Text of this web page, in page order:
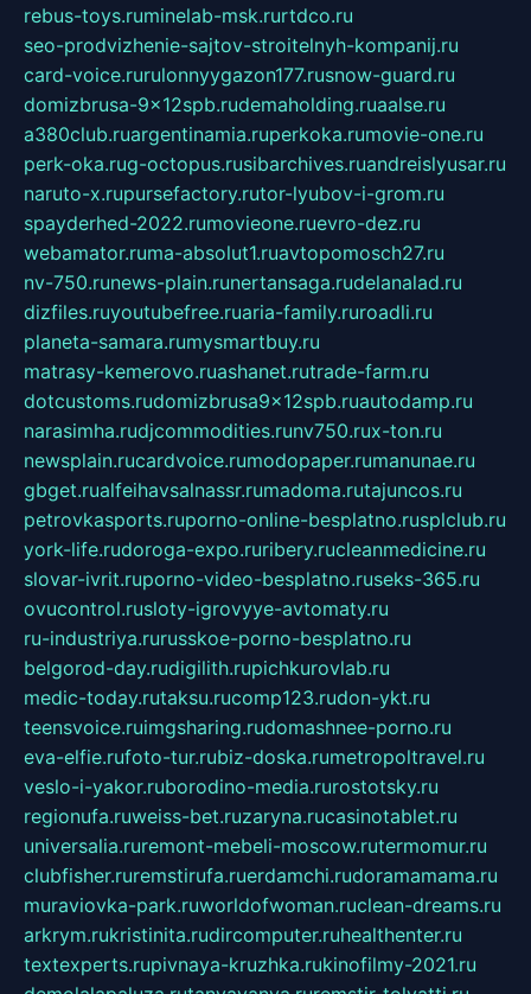
rebus-toys.ruminelab-msk.rurtdco.ru
seo-prodvizhenie-sajtov-stroitelnyh-kompanij.ru
card-voice.rurulonnyygazon177.rusnow-guard.ru
domizbrusa-9x12spb.rudemaholding.ruaalse.ru
a380club.ruargentinamia.ruperkoka.rumovie-one.ru
perk-oka.rug-octopus.rusibarchives.ruandreislyusar.ru
naruto-x.rupursefactory.rutor-lyubov-i-grom.ru
spayderhed-2022.rumovieone.ruevro-dez.ru
webamator.ruma-absolut1.ruavtopomosch27.ru
nv-750.runews-plain.runertansaga.rudelanalad.ru
dizfiles.ruyoutubefree.ruaria-family.ruroadli.ru
planeta-samara.rumysmartbuy.ru
matrasy-kemerovo.ruashanet.rutrade-farm.ru
dotcustoms.rudomizbrusa9x12spb.ruautodamp.ru
narasimha.rudjcommodities.runv750.rux-ton.ru
newsplain.rucardvoice.rumodopaper.rumanunae.ru
gbget.rualfeihavsalnassr.rumadoma.rutajuncos.ru
petrovkasports.ruporno-online-besplatno.rusplclub.ru
york-life.rudoroga-expo.ruribery.rucleanmedicine.ru
slovar-ivrit.ruporno-video-besplatno.ruseks-365.ru
ovucontrol.rusloty-igrovyye-avtomaty.ru
ru-industriya.rurusskoe-porno-besplatno.ru
belgorod-day.rudigilith.rupichkurovlab.ru
medic-today.rutaksu.rucomp123.rudon-ykt.ru
teensvoice.ruimgsharing.rudomashnee-porno.ru
eva-elfie.rufoto-tur.rubiz-doska.rumetropoltravel.ru
veslo-i-yakor.ruborodino-media.rurostotsky.ru
regionufa.ruweiss-bet.ruzaryna.rucasinotablet.ru
universalia.ruremont-mebeli-moscow.rutermomur.ru
clubfisher.ruremstirufa.ruerdamchi.rudoramamama.ru
muraviovka-park.ruworldofwoman.ruclean-dreams.ru
arkrym.rukristinita.rudircomputer.ruhealthenter.ru
textexperts.rupivnaya-kruzhka.rukinofilmy-2021.ru